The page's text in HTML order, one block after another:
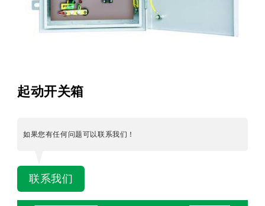
起动开关箱
如果您有任何问题可以联系我们！
联系我们